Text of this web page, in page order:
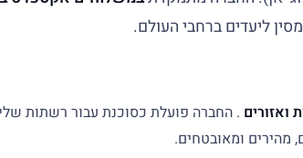
ליעדים ברחבי העולם.
. החברה פועלת כסוכנת עבור רשתות
מהירים ומאובטחים.